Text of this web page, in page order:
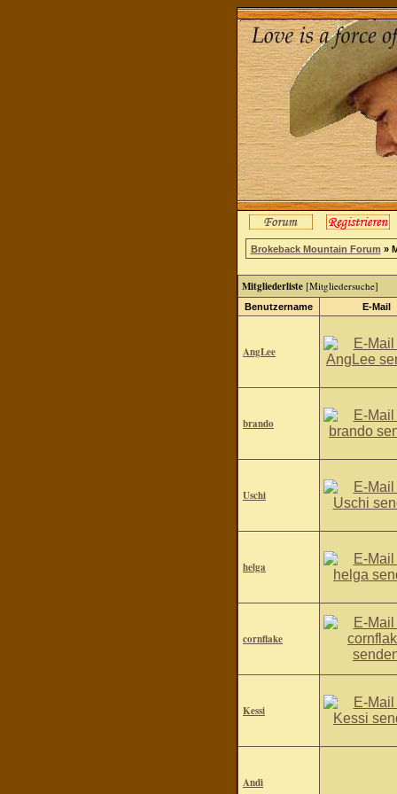
Brokeback Mountain Forum »
Mitgliederliste [Mitgliedersuche]
Benutzername E-Mail
AngLee
brando
Uschi
helga
cornflake
Kessi
Andi